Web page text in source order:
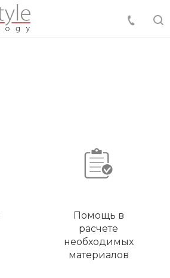
Помощь в
расчете
необходимых
материалов